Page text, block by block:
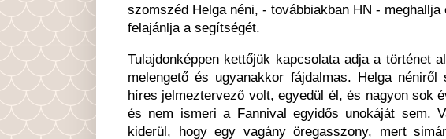
szomszéd Helga néni, - továbbiakban HN -
felajánlja a segítségét.
Tulajdonképpen kettőjük kapcsolata adja a történet
melengető és ugyanakkor fájdalmas. Helga
híres jelmeztervező volt, egyedül él, és nagyon sok
és nem ismeri a Fannival egyidős unokáját sem.
kiderül, hogy egy vagány öregasszony, mert